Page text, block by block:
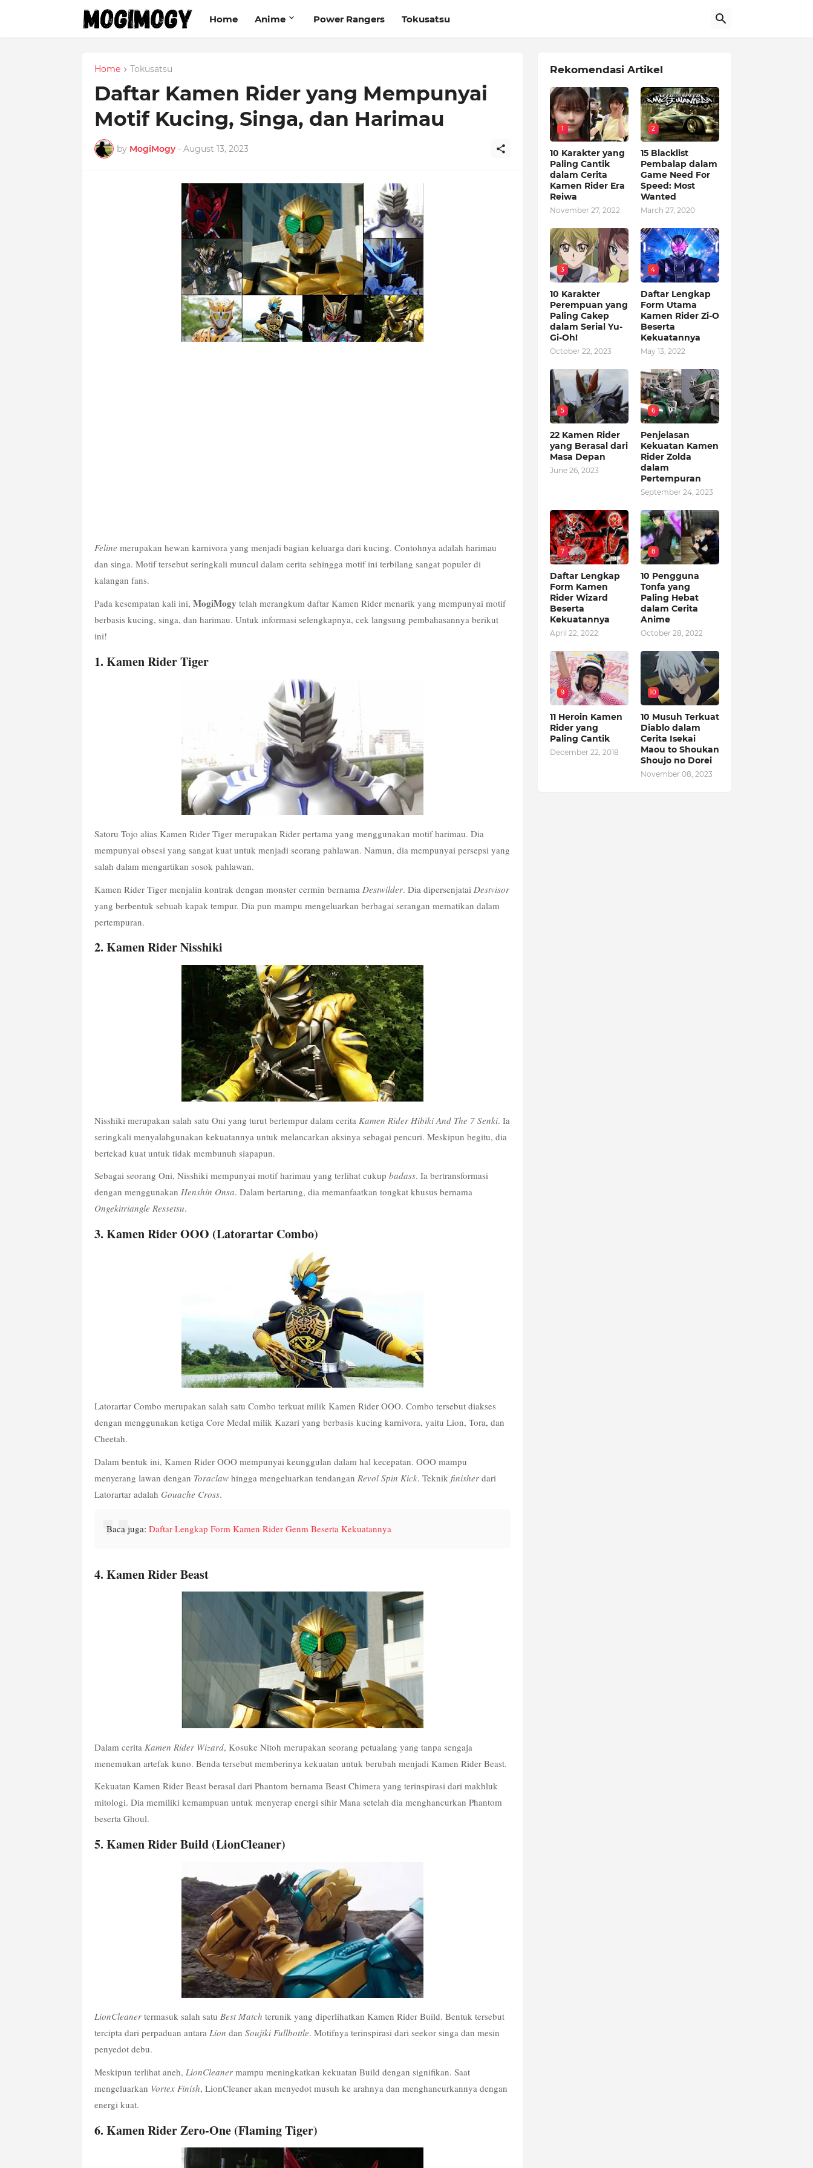
Home Anime Power Rangers Tokusatsu
Home Tokusatsu
Daftar Kamen Rider yang Mempunyai
Motif Kucing, Singa, dan Harimau
by MogiMogy - August 13, 2023
Feline merupakan hewan karnivora yang menjadi bagian keluarga dari kucing. Contohnya adalah harimau
dan singa. Motif tersebut seringkali muncul dalam cerita sehingga motif ini terbilang sangat populer di
kalangan fans.
Pada kesempatan kali ini, MogiMogy telah merangkum daftar Kamen Rider menarik yang mempunyai motif
berbasis kucing, singa, dan harimau. Untuk informasi selengkapnya, cek langsung pembahasannya berikut
ini!
1. Kamen Rider Tiger
Satoru Tojo alias Kamen Rider Tiger merupakan Rider pertama yang menggunakan motif harimau. Dia
mempunyai obsesi yang sangat kuat untuk menjadi seorang pahlawan. Namun, dia mempunyai persepsi yang
salah dalam mengartikan sosok pahlawan.
Kamen Rider Tiger menjalin kontrak dengan monster cermin bernama Destwilder. Dia dipersenjatai Destvisor
yang berbentuk sebuah kapak tempur. Dia pun mampu mengeluarkan berbagai serangan mematikan dalam
pertempuran.
2. Kamen Rider Nisshiki
Nisshiki merupakan salah satu Oni yang turut bertempur dalam cerita Kamen Rider Hibiki And The 7 Senki. Ia
seringkali menyalahgunakan kekuatannya untuk melancarkan aksinya sebagai pencuri. Meskipun begitu, dia
bertekad kuat untuk tidak membunuh siapapun.
Sebagai seorang Oni, Nisshiki mempunyai motif harimau yang terlihat cukup badass. Ia bertransformasi
dengan menggunakan Henshin Onsa
. Dalam bertarung, dia memanfaatkan tongkat khusus bernama
Ongekitriangle Ressetsu.
3. Kamen Rider OOO (Latorartar Combo)
Latorartar Combo merupakan salah satu Combo terkuat milik Kamen Rider OOO. Combo tersebut diakses
dengan menggunakan ketiga Core Medal milik Kazari yang berbasis kucing karnivora, yaitu Lion, Tora, dan
Cheetah.
Dalam bentuk ini, Kamen Rider OOO mempunyai keunggulan dalam hal kecepatan. OOO mampu
menyerang lawan dengan Toraclaw hingga mengeluarkan tendangan Revol Spin Kick. Teknik finisher dari
Latorartar adalah Gouache Cross.
Baca juga: Daftar Lengkap Form Kamen Rider Genm Beserta Kekuatannya
4. Kamen Rider Beast
Dalam cerita Kamen Rider Wizard, Kosuke Nitoh merupakan seorang petualang yang tanpa sengaja
menemukan artefak kuno. Benda tersebut memberinya kekuatan untuk berubah menjadi Kamen Rider Beast.
Kekuatan Kamen Rider Beast berasal dari Phantom bernama Beast Chimera yang terinspirasi dari makhluk
mitologi. Dia memiliki kemampuan untuk menyerap energi sihir Mana setelah dia menghancurkan Phantom
beserta Ghoul.
5. Kamen Rider Build (LionCleaner)
LionCleaner termasuk salah satu Best Match terunik yang diperlihatkan Kamen Rider Build. Bentuk tersebut
tercipta dari perpaduan antara Lion dan Soujiki Fullbottle. Motifnya terinspirasi dari seekor singa dan mesin
penyedot debu.
Meskipun terlihat aneh, LionCleaner mampu meningkatkan kekuatan Build dengan signifikan. Saat
mengeluarkan Vortex Finish, LionCleaner akan menyedot musuh ke arahnya dan menghancurkannya dengan
energi kuat.
6. Kamen Rider Zero-One (Flaming Tiger)
Rekomendasi Artikel
1
10 Karakter yang
Paling Cantik
dalam Cerita
Kamen Rider Era
Reiwa
November 27, 2022
2
15 Blacklist
Pembalap dalam
Game Need For
Speed: Most
Wanted
March 27, 2020
3
10 Karakter
Perempuan yang
Paling Cakep
dalam Serial Yu-
Gi-Oh!
October 22, 2023
4
Daftar Lengkap
Form Utama
Kamen Rider Zi-O
Beserta
Kekuatannya
May 13, 2022
5
22 Kamen Rider
yang Berasal dari
Masa Depan
June 26, 2023
6
Penjelasan
Kekuatan Kamen
Rider Zolda
dalam
Pertempuran
September 24, 2023
7
Daftar Lengkap
Form Kamen
Rider Wizard
Beserta
Kekuatannya
April 22, 2022
8
10 Pengguna
Tonfa yang
Paling Hebat
dalam Cerita
Anime
October 28, 2022
9
11 Heroin Kamen
Rider yang
Paling Cantik
December 22, 2018
10
10 Musuh Terkuat
Diablo dalam
Cerita Isekai
Maou to Shoukan
Shoujo no Dorei
November 08, 2023